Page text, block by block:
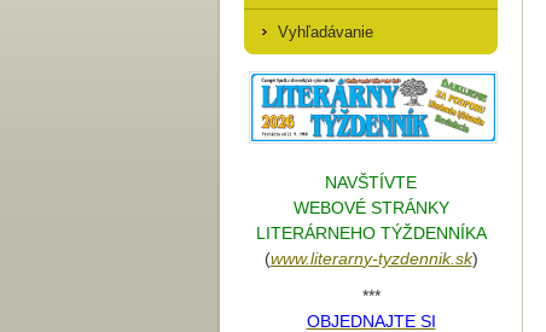
Vyhľadávanie
NAVŠTÍVTE
WEBOVÉ STRÁNKY
LITERÁRNEHO TÝŽDENNÍKA
(www.literarny-tyzdennik.sk)
***
OBJEDNAJTE SI